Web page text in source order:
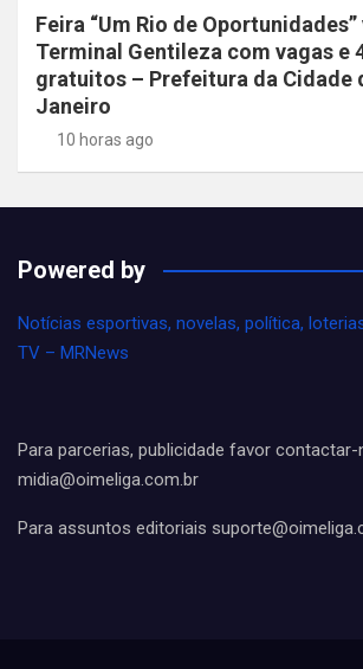
Feira “Um Rio de
Terminal Gentileza com vagas e
gratuitos – Prefeitura da Cidade
Janeiro
10 horas ago
Powered by
Notícias esportivas, novelas, política,
TV – MRNews
Para parcerias, publicidade favor contactar-
midia@oimeliga.com.br
Para assuntos editoriais